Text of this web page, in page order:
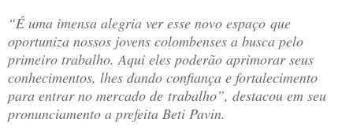
“É uma imensa alegria ver esse novo espaço que
oportuniza nossos jovens colombenses a busca pelo
primeiro trabalho. Aqui eles poderão aprimorar seus
conhecimentos, lhes dando confiança e fortalecimento
para entrar no mercado de trabalho”, destacou em seu
pronunciamento a prefeita Beti Pavin.